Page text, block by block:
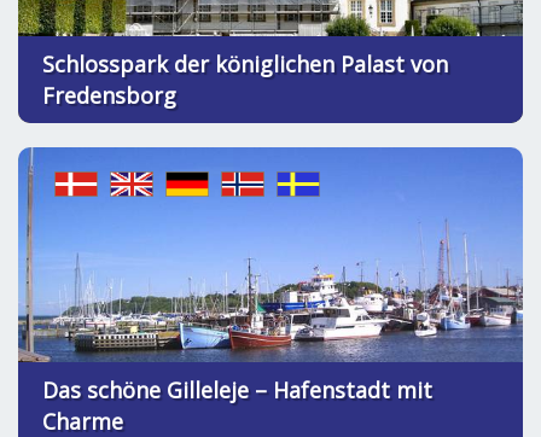
Schlosspark der königlichen Palast von
Fredensborg
Das schöne Gilleleje – Hafenstadt mit
Charme